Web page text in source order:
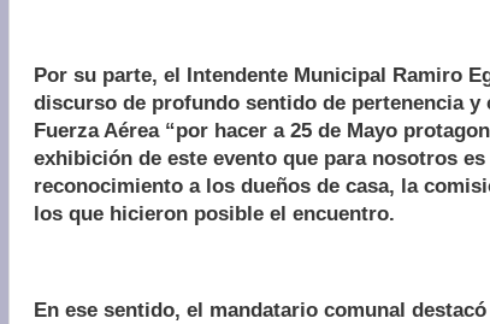
Por su parte, el Intendente Municipal Ramiro
discurso de profundo sentido de pertenencia
Fuerza Aérea “por hacer a 25 de Mayo
exhibición de este evento que para nosotros
reconocimiento a los dueños de casa, la
los que hicieron posible el encuentro.
En ese sentido, el mandatario comunal